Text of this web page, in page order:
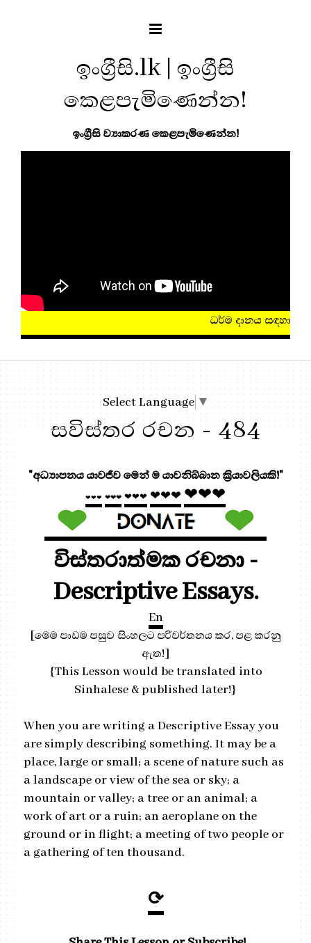
ඉංග්‍රීසි.lk | ඉංග්‍රීසි
කෙළපැමිණෙන්න!
ඉංග්‍රීසි ව්‍යාකරණ කෙළපැමිණෙන්න!
ධර්ම දානය සඳහා, මෙතැන ඔබන්න!
Select Language ▼
සවිස්තර රචන - 484
"අධ්‍යාපනය යාවජීව මෙන් ම යාවනිබ්බාන ක්‍රියාවලියකි!"
❤❤❤ ❤❤❤ ❤❤❤ ❤❤❤ ❤❤❤
විස්තරාත්මක රචනා -
Descriptive Essays.
En
[මෙම පාඩම පසුව සිංහලට පරිවර්තනය කර, පළ කරනු
ඇත!]
{This Lesson would be translated into
Sinhalese & published later!}
When you are writing a Descriptive Essay you
are simply describing something. It may be a
place, large or small; a scene of nature such as
a landscape or view of the sea or sky; a
mountain or valley; a tree or an animal; a
work of art or a ruin; an aeroplane on the
ground or in flight; a meeting of two people or
a gathering of ten thousand.
⟳